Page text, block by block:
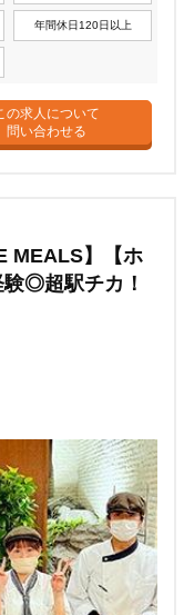
年間休日120日以上
の求人について
問い合わせる
MEALS】【ホ
◎超駅チカ！